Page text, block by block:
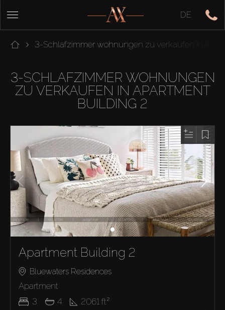
DE
3-Schlafzimmer wohnungen zu verkaufen in
3-SCHLAFZIMMER WOHNUNGEN
ZU VERKAUFEN IN APARTMENT
BUILDING 2
Apartment Building 2
Bluewaters Residences
Apartment
3
4 2061 ft²